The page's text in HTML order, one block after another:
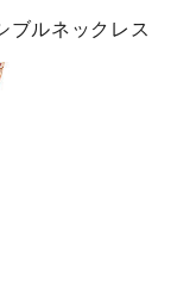
ブルネックレス